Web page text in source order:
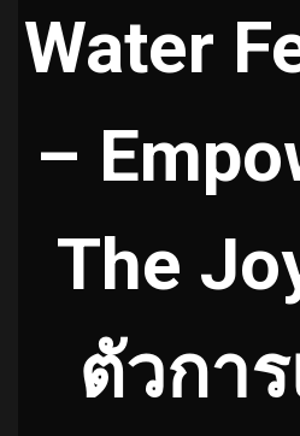
Water
–
The
ตัวกา